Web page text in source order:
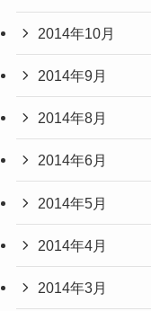
2014年10月
2014年9月
2014年8月
2014年6月
2014年5月
2014年4月
2014年3月